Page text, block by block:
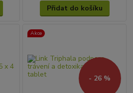
Přidat do košíku
Akce
- 26 %